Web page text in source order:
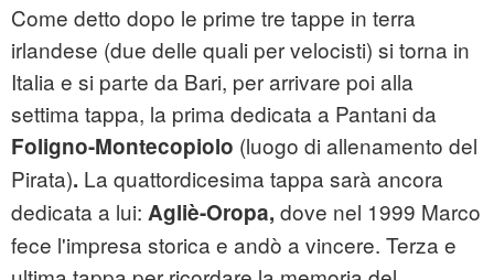
Come detto dopo le prime tre tappe in terra
irlandese (due delle quali per velocisti) si torna in
Italia e si parte da Bari, per arrivare poi alla
settima tappa, la prima dedicata a Pantani da
Foligno-Montecopiolo (luogo di allenamento del
Pirata). La quattordicesima tappa sarà ancora
dedicata a lui: Agliè-Oropa, dove nel 1999 Marco
fece l'impresa storica e andò a vincere. Terza e